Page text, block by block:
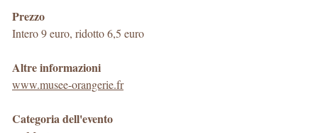
Prezzo
Intero 9 euro, ridotto 6,5 euro
Altre informazioni
www.musee-orangerie.fr
Categoria dell'evento